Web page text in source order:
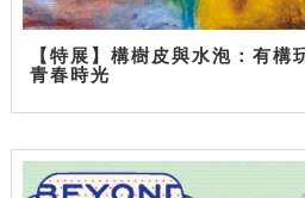
【特展】構樹皮與水泡：有構
青春時光